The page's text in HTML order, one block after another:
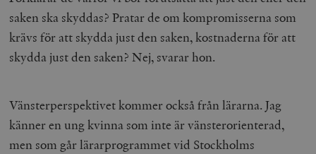
saken ska skyddas? Pratar de om kompromisserna som
krävs för att skydda just den saken, kostnaderna för att
skydda just den saken? Nej, svarar hon.
Vänsterperspektivet kommer också från lärarna. Jag
känner en ung kvinna som inte är vänsterorienterad,
men som går lärarprogrammet vid Stockholms